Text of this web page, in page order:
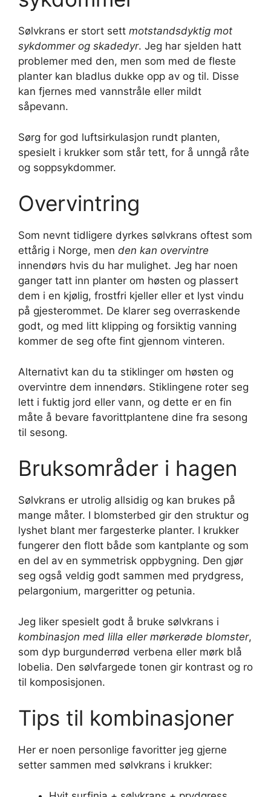
Sølvkrans er stort sett motstandsdyktig mot
sykdommer og skadedyr. Jeg har sjelden hatt
problemer med den, men som med de fleste
planter kan bladlus dukke opp av og til. Disse
kan fjernes med vannstråle eller mildt
såpevann.
Sørg for god luftsirkulasjon rundt planten,
spesielt i krukker som står tett, for å unngå råte
og soppsykdommer.
Overvintring
Som nevnt tidligere dyrkes sølvkrans oftest som
ettårig i Norge, men den kan overvintre
innendørs hvis du har mulighet. Jeg har noen
ganger tatt inn planter om høsten og plassert
dem i en kjølig, frostfri kjeller eller et lyst vindu
på gjesterommet. De klarer seg overraskende
godt, og med litt klipping og forsiktig vanning
kommer de seg ofte fint gjennom vinteren.
Alternativt kan du ta stiklinger om høsten og
overvintre dem innendørs. Stiklingene roter seg
lett i fuktig jord eller vann, og dette er en fin
måte å bevare favorittplantene dine fra sesong
til sesong.
Bruksområder i hagen
Sølvkrans er utrolig allsidig og kan brukes på
mange måter. I blomsterbed gir den struktur og
lyshet blant mer fargesterke planter. I krukker
fungerer den flott både som kantplante og som
en del av en symmetrisk oppbygning. Den gjør
seg også veldig godt sammen med prydgress,
pelargonium, margeritter og petunia.
Jeg liker spesielt godt å bruke sølvkrans i
kombinasjon med lilla eller mørkerøde blomster,
som dyp burgunderrød verbena eller mørk blå
lobelia. Den sølvfargede tonen gir kontrast og ro
til komposisjonen.
Tips til kombinasjoner
Her er noen personlige favoritter jeg gjerne
setter sammen med sølvkrans i krukker: